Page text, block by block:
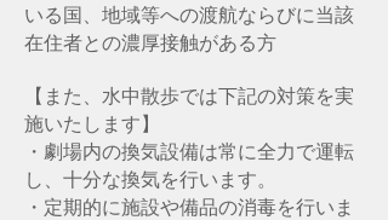
いる国、地域等への渡航ならびに当該
在住者との濃厚接触がある方
【また、水中散歩では下記の対策を実
施いたします】
・劇場内の換気設備は常に全力で運転
し、十分な換気を行います。
・定期的に施設や備品の消毒を行いま